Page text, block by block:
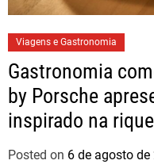
Viagens e Gastronomia
Gastronomia
by Porsche
inspirado na
brasileiros
Posted on 6 de agosto de